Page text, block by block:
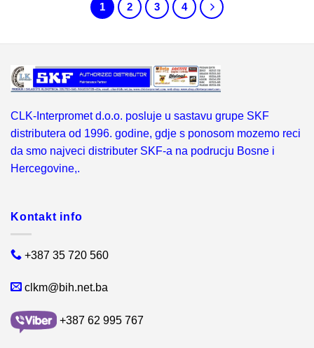
1 2 3 4
CLK-Interpromet d.o.o. posluje u sastavu grupe SKF
distributera od 1996. godine, gdje s ponosom mozemo reci
da smo najveci distributer SKF-a na podrucju Bosne i
Hercegovine,.
Kontakt info
+387 35 720 560
clkm@bih.net.ba
+387 62 995 767